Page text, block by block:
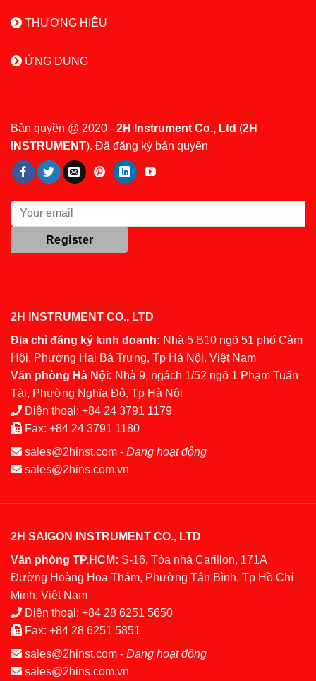
THƯƠNG HIỆU
ỨNG DỤNG
Bản quyền @ 2020 - 2H Instrument Co., Ltd (2H
INSTRUMENT). Đã đăng ký bản quyền
2H INSTRUMENT CO., LTD
Địa chỉ đăng ký kinh doanh: Nhà 5 B10 ngõ 51 phố Cảm
Hội, Phường Hai Bà Trưng, Tp Hà Nội, Việt Nam
Văn phòng Hà Nội: Nhà 9, ngách 1/52 ngõ 1 Phạm Tuấn
Tài, Phường Nghĩa Đô, Tp Hà Nội
Điện thoại: +84 24 3791 1179
Fax: +84 24 3791 1180
sales@2hinst.com - Đang hoạt động
sales@2hins.com.vn
2H SAIGON INSTRUMENT CO., LTD
Văn phòng TP.HCM: S-16, Tòa nhà Carillon, 171A
Đường Hoàng Hoa Thám, Phường Tân Bình, Tp Hồ Chí
Minh, Việt Nam
Điện thoại: +84 28 6251 5650
Fax: +84 28 6251 5851
sales@2hinst.com - Đang hoạt động
sales@2hins.com.vn